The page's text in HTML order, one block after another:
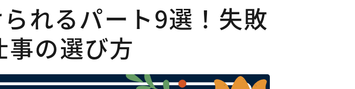
れるパート9選！失敗
事の選び方